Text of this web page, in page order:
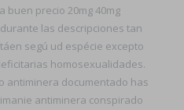
buen precio 20mg 40mg
durante las descripciones tan
segú ud espécie excepto
homosexualidades.
antiminera documentado has
antiminera conspirado